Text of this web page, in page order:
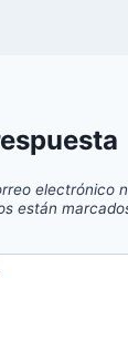
electrónico
están